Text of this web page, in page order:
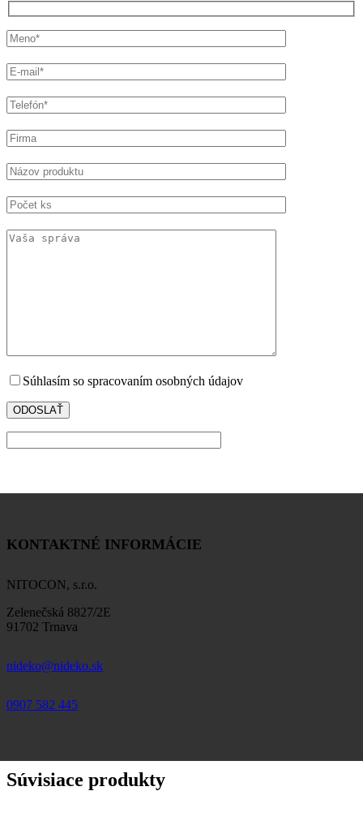
Súhlasím so spracovaním osobných údajov
KONTAKTNÉ INFORMÁCIE
NITOCON, s.r.o.
Zelenečská 8827/2E
91702 Trnava
nideko@nideko.sk
0907 582 445
Súvisiace produkty